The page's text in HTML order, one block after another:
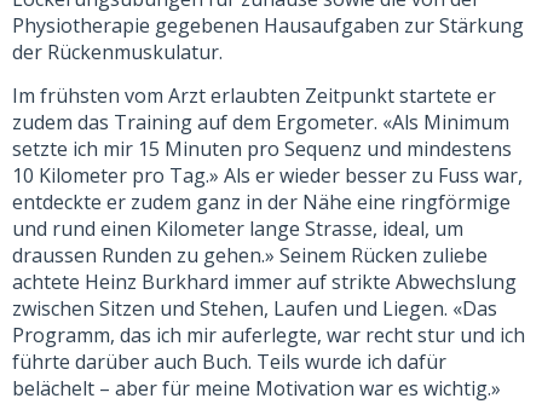
Physiotherapie gegebenen Hausaufgaben zur Stärkung
der Rückenmuskulatur.
Im frühsten vom Arzt erlaubten Zeitpunkt startete er
zudem das Training auf dem Ergometer. «Als Minimum
setzte ich mir 15 Minuten pro Sequenz und mindestens
10 Kilometer pro Tag.» Als er wieder besser zu Fuss war,
entdeckte er zudem ganz in der Nähe eine ringförmige
und rund einen Kilometer lange Strasse, ideal, um
draussen Runden zu gehen.» Seinem Rücken zuliebe
achtete Heinz Burkhard immer auf strikte Abwechslung
zwischen Sitzen und Stehen, Laufen und Liegen. «Das
Programm, das ich mir auferlegte, war recht stur und ich
führte darüber auch Buch. Teils wurde ich dafür
belächelt – aber für meine Motivation war es wichtig.»